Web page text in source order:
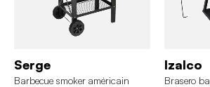
Serge
Barbecue smoker américain
Izalco
Brasero